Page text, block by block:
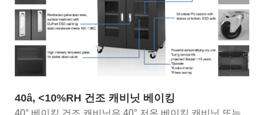
40â, <10%RH 건조 캐비닛 베이킹